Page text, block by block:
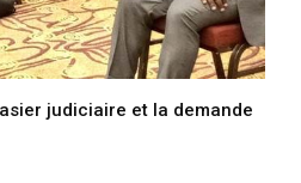
judiciaire et la demande